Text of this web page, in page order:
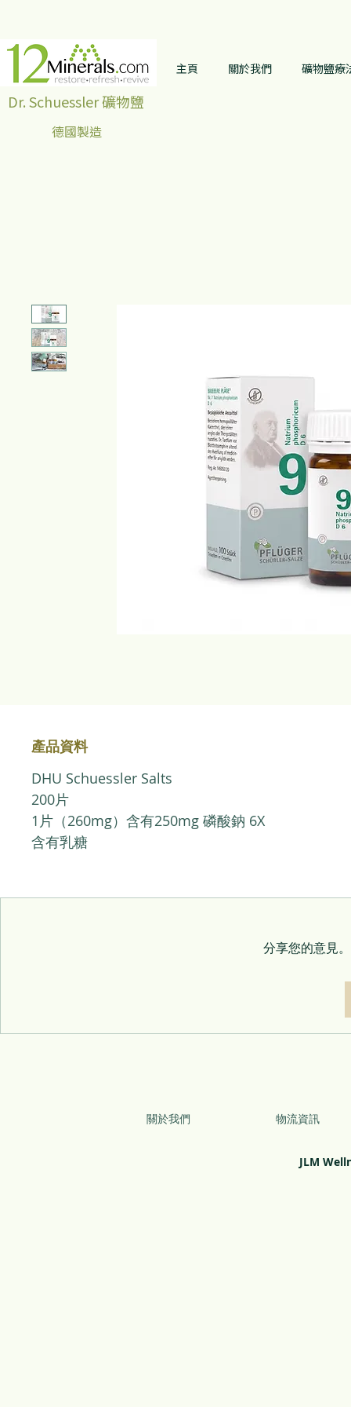
主頁 關於我們 礦物鹽療
Dr. Schuessler 礦物鹽
德國製造
產品資料
DHU Schuessler Salts
200片
1片（260mg）含有250mg 磷酸鈉 6X
含有乳糖
分享您的意見
關於我們 物流資訊
JLM